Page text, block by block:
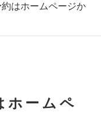
はホームページか
ホームペ